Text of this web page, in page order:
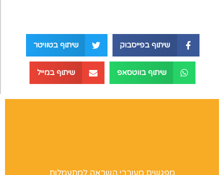
שיתוף בפייסבוק שיתוף בטוויטר
שיתוף בווטסאפ שיתוף במייל
מפגשים מעוררי השראה למתעמלות